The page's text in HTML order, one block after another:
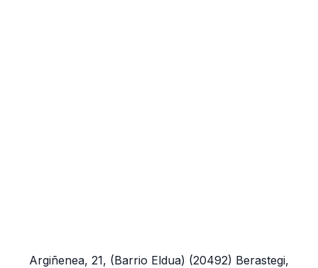
Argiñenea, 21, (Barrio Eldua) (20492) Berastegi,